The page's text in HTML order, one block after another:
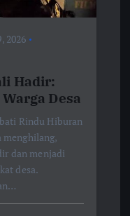
2026
Hadir:
Desa
Rindu Hiburan
menghilang,
dan menjadi
desa.